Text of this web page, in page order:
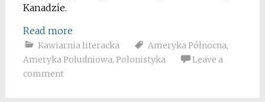
Kanadzie.
Read more
Kawiarnia literacka Ameryka Północna,
Ameryka Południowa, Polonistyka
Leave a
comment